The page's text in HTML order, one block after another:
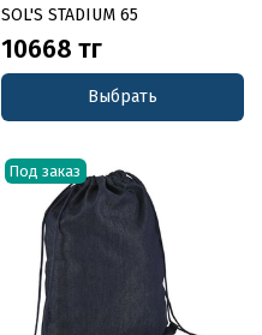
SOL'S STADIUM 65
10668 тг
Выбрать
Под заказ